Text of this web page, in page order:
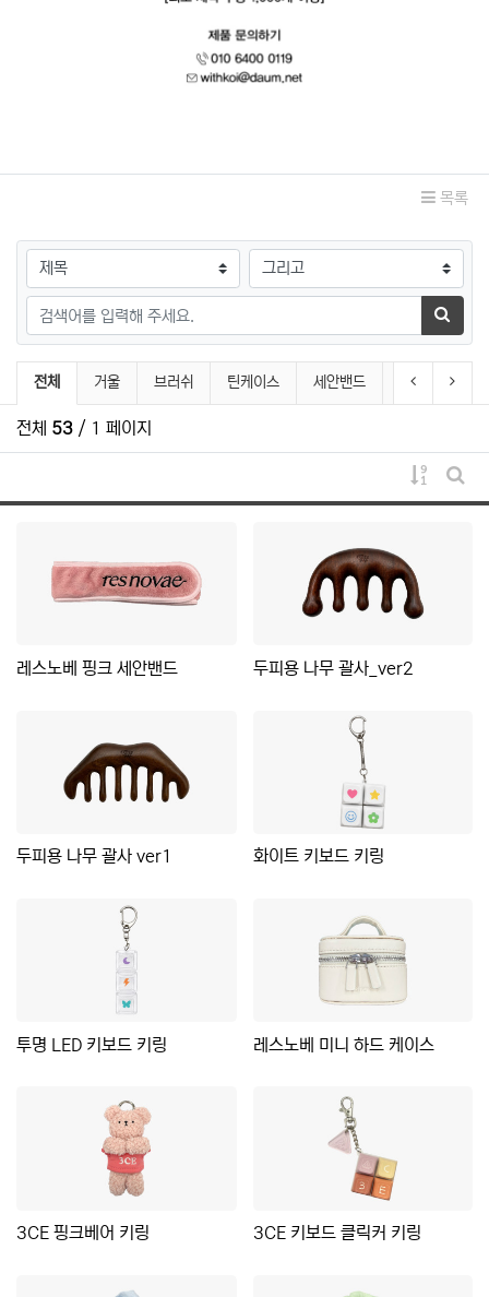
목록
검색대상
검색어
검색하
beauty&accessory 분류 목록
전체 거울 브러쉬 틴케이스 세안밴드 헤어악세서리
이전 분류다음
전체 53 / 1 페이지
게시물
게시
레스노베 핑크 세안밴드 두피용 나무 괄사_ver2
두피용 나무 괄사 ver1 화이트 키보드 키링
투명 LED 키보드 키링 레스노베 미니 하드 케이스
3CE 핑크베어 키링 3CE 키보드 클릭커 키링